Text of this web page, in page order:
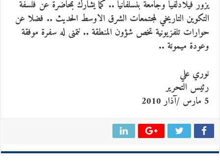
يزور فيلادلفيا وجامعة بنسلفانيا .. كما يشارك بمحاضرة عن فلسفة
التكوين التاريخي لمجتمعات الشرق الاوسط الحديث .. فضلا عن
حوارات تلفزيونية تخص شؤون المنطقة .. نتمنى له سفرة موفقة
وعودة ميمونة ..
نوري علي
رئيس التحرير
5 مارس /آذار 2010